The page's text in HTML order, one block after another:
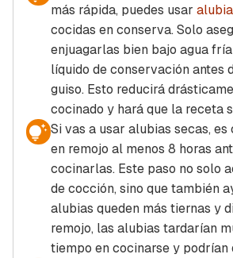
más rápida, puedes usar
cocidas en conserva. Solo
enjuagarlas bien bajo agua
líquido de conservación antes
guiso. Esto reducirá
cocinado y hará que la receta
Si vas a usar alubias secas,
en remojo al menos 8 horas
cocinarlas. Este paso no solo
de cocción, sino que también
alubias queden más tiernas y
remojo, las alubias tardarían
tiempo en cocinarse y podrían